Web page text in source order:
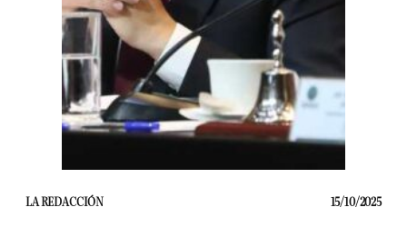
LA REDACCIÓN 15/10/2025